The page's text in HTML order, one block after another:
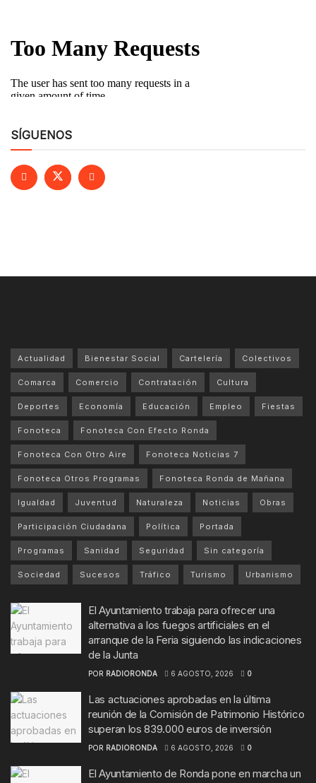
SÍGUENOS
Actualidad Bienestar Social Cartelería Colectivos
Comarca Comercio Contratación Cultura
Deportes Economía Educación Empleo Fiestas
Fonoteca Fonoteca Con Efecto Ronda
Fonoteca Con Otro Aire Fonoteca Noticias 7
Fonoteca Otros Programas Fonoteca Ronda de Mañana
Igualdad Juventud Naturaleza Noticias Obras
Participación Ciudadana Política Portada
Programas Sanidad Seguridad Sin categoría
Sociedad Sucesos Tráfico Turismo Urbanismo
El Ayuntamiento trabaja para ofrecer una
alternativa a los fuegos artificiales en el
arranque de la Feria siguiendo las indicaciones
de la Junta
POR RADIORONDA 6 AGOSTO, 2026 0
Las actuaciones aprobadas en la última
reunión de la Comisión de Patrimonio Histórico
superan los 839.000 euros de inversión
POR RADIORONDA 6 AGOSTO, 2026 0
El Ayuntamiento de Ronda pone en marcha un